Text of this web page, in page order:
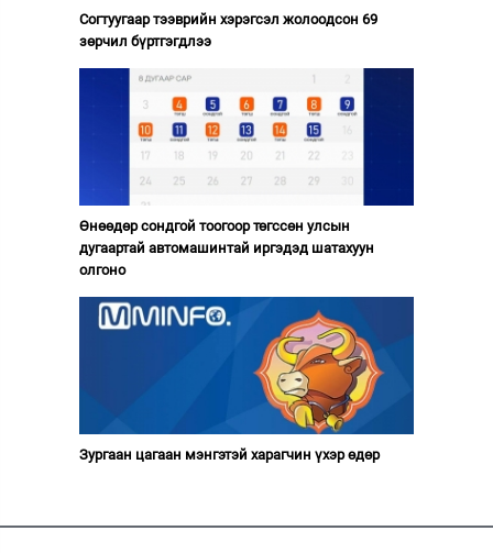
Согтуугаар тээврийн хэрэгсэл жолоодсон 69
зөрчил бүртгэгдлээ
Өнөөдөр сондгой тоогоор төгссөн улсын
дугаартай автомашинтай иргэдэд шатахуун
олгоно
Зургаан цагаан мэнгэтэй харагчин үхэр өдөр